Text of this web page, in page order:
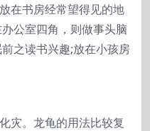
在书房经常望得见的地
公室四角，则做事头脑
之读书兴趣;放在小孩房
灾。龙龟的用法比较复